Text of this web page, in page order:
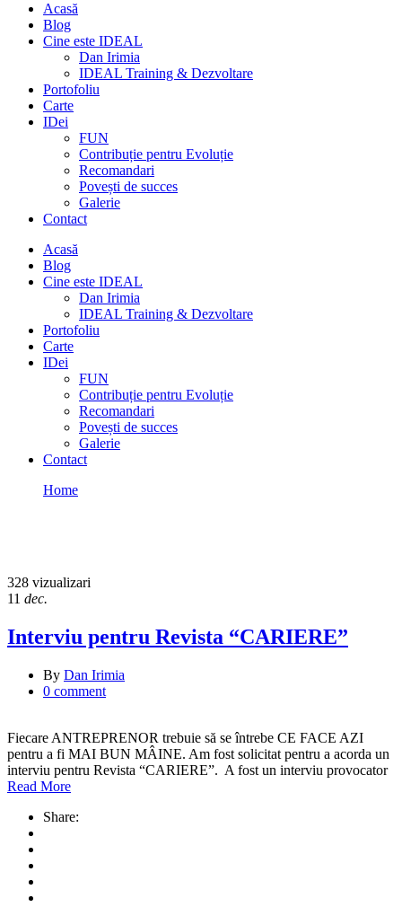
Acasă
Blog
Cine este IDEAL
Dan Irimia
IDEAL Training & Dezvoltare
Portofoliu
Carte
IDei
FUN
Contribuție pentru Evoluție
Recomandari
Povești de succes
Galerie
Contact
Acasă
Blog
Cine este IDEAL
Dan Irimia
IDEAL Training & Dezvoltare
Portofoliu
Carte
IDei
FUN
Contribuție pentru Evoluție
Recomandari
Povești de succes
Galerie
Contact
Home
328 vizualizari
11 dec.
Interviu pentru Revista “CARIERE”
By Dan Irimia
0 comment
Fiecare ANTREPRENOR trebuie să se întrebe CE FACE AZI
pentru a fi MAI BUN MÂINE. Am fost solicitat pentru a acorda un
interviu pentru Revista “CARIERE”. A fost un interviu provocator
Read More
Share: